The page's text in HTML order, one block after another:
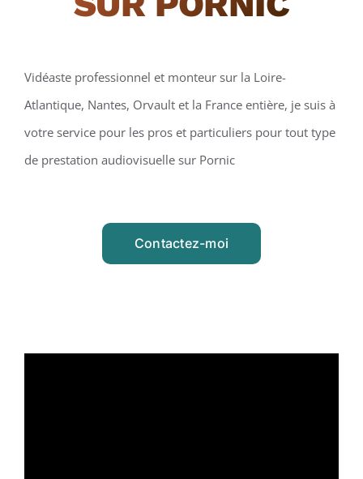
Vidéaste professionnel et monteur sur la Loire-
Atlantique, Nantes, Orvault et la France entière, je suis à
votre service pour les pros et particuliers pour tout type
de prestation audiovisuelle sur Pornic
Contactez-moi